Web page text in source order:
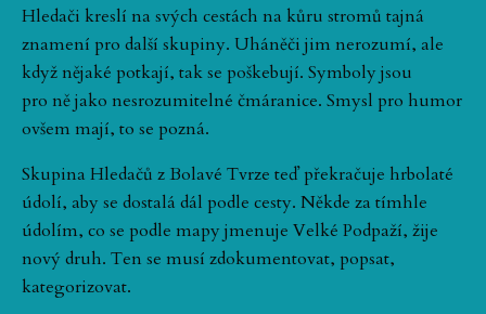
Hledači kreslí na svých cestách na kůru stromů tajná
znamení pro další skupiny. Uháněči jim nerozumí, ale
když nějaké potkají, tak se poškebují. Symboly jsou
pro ně jako nesrozumitelné čmáranice. Smysl pro humor
ovšem mají, to se pozná.
Skupina Hledačů z Bolavé Tvrze teď překračuje hrbolaté
údolí, aby se dostalá dál podle cesty. Někde za tímhle
údolím, co se podle mapy jmenuje Velké Podpaží, žije
nový druh. Ten se musí zdokumentovat, popsat,
kategorizovat.